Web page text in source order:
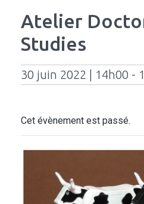
Atelier
Studies
30 juin 2022 | 14h00 -
Cet évènement est passé.